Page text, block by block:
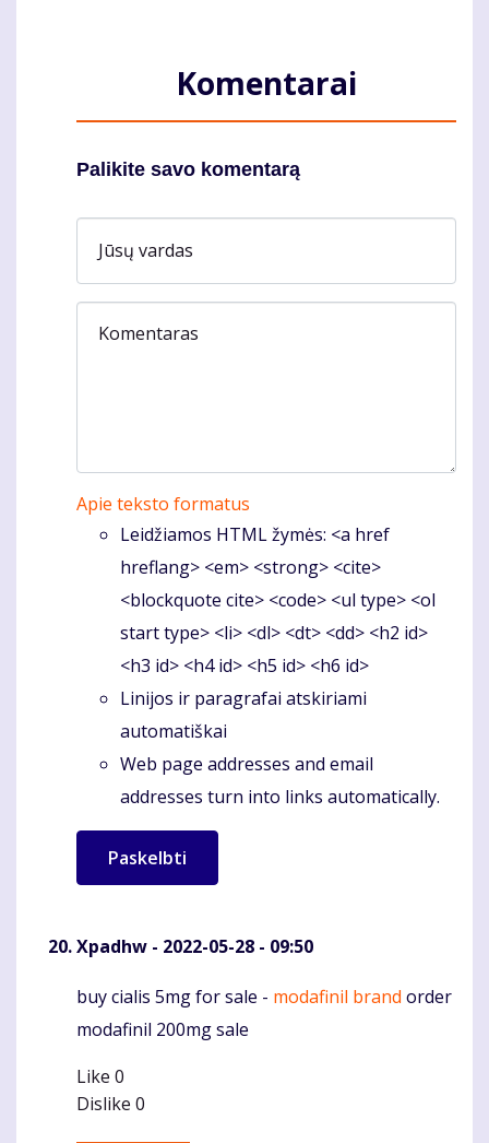
Komentarai
Palikite savo komentarą
Jūsų vardas
Komentaras
Apie teksto formatus
Leidžiamos HTML žymės: <a href
hreflang> <em> <strong> <cite>
<blockquote cite> <code> <ul type> <ol
start type> <li> <dl> <dt> <dd> <h2 id>
<h3 id> <h4 id> <h5 id> <h6 id>
Linijos ir paragrafai atskiriami
automatiškai
Web page addresses and email
addresses turn into links automatically.
Xpadhw - 2022-05-28 - 09:50
Komentaras
buy cialis 5mg for sale - modafinil brand order
modafinil 200mg sale
Like 0
Dislike 0